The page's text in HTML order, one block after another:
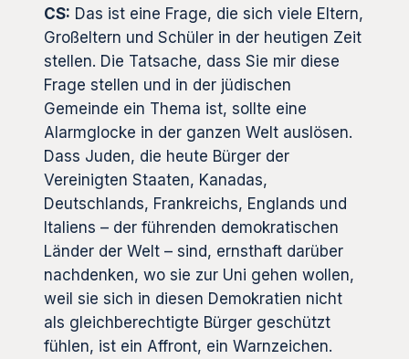
CS: Das ist eine Frage, die sich viele Eltern,
Großeltern und Schüler in der heutigen Zeit
stellen. Die Tatsache, dass Sie mir diese
Frage stellen und in der jüdischen
Gemeinde ein Thema ist, sollte eine
Alarmglocke in der ganzen Welt auslösen.
Dass Juden, die heute Bürger der
Vereinigten Staaten, Kanadas,
Deutschlands, Frankreichs, Englands und
Italiens – der führenden demokratischen
Länder der Welt – sind, ernsthaft darüber
nachdenken, wo sie zur Uni gehen wollen,
weil sie sich in diesen Demokratien nicht
als gleichberechtigte Bürger geschützt
fühlen, ist ein Affront, ein Warnzeichen.